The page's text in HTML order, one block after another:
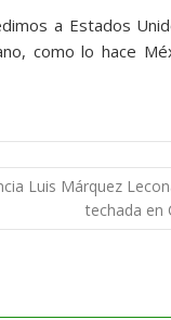
a Estados
como lo hace
Luis Márquez
techada en